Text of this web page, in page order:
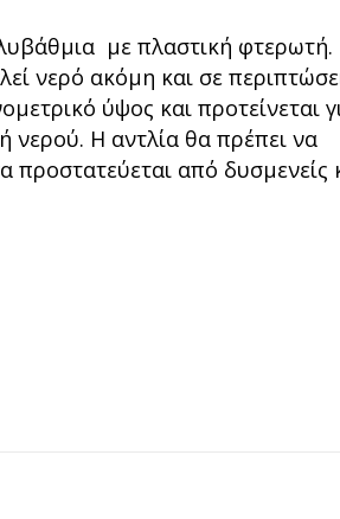
με πλαστική φτερωτή.
νερό ακόμη και σε
ύψος και προτείνεται
νερού. Η αντλία θα πρέπει να
προστατεύεται από δυσμενείς